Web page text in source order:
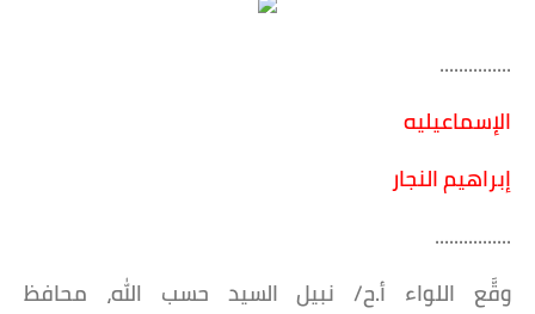
...............
الإسماعيليه
إبراهيم النجار
................
وقَّع اللواء أ.ح/ نبيل السيد حسب الله، محافظ